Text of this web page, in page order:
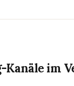
Kanäle im